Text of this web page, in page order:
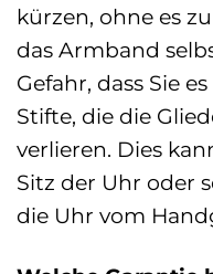
kürzen, ohne es
das Armband
Gefahr, dass Sie
Stifte, die die
verlieren. Dies
Sitz der Uhr oder
die Uhr vom